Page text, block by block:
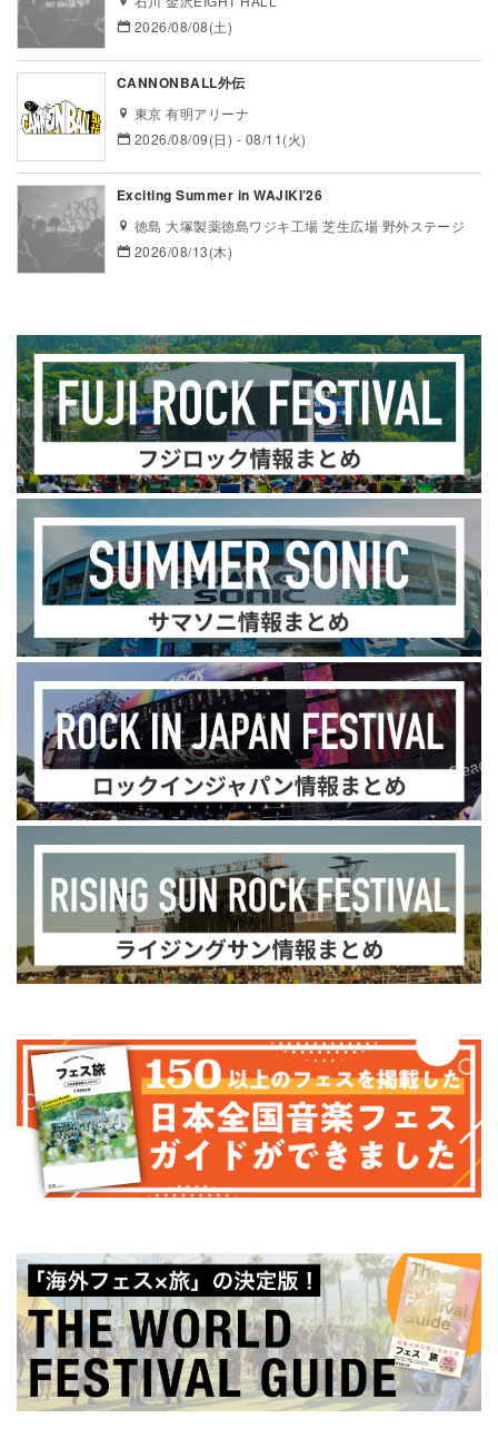
2026/08/08(土)
CANNONBALL外伝
東京 有明アリーナ
2026/08/09(日) - 08/11(火)
Exciting Summer in WAJIKI’26
徳島 大塚製薬徳島ワジキ工場 芝生広場 野外ステージ
2026/08/13(木)